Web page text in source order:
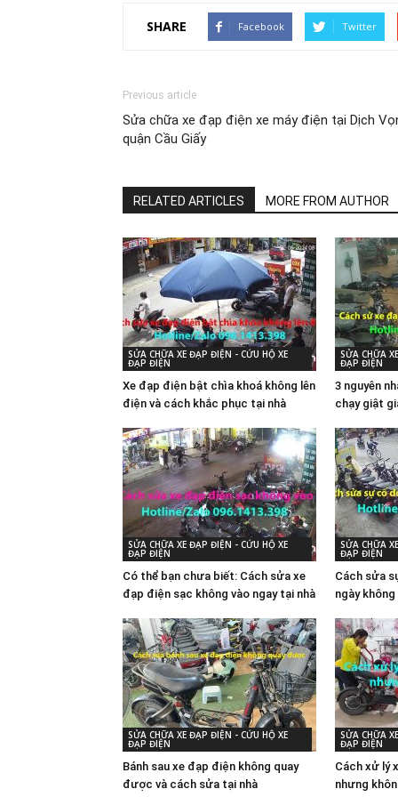
SHARE Facebook Twitter
Previous article
Sửa chữa xe đạp điện xe máy điện tại Dịch
quận Cầu Giấy
RELATED ARTICLES MORE FROM AUTHOR
SỬA CHỮA XE ĐẠP ĐIỆN - CỨU HỘ XE
ĐẠP ĐIỆN
Xe đạp điện bật chìa khoá không lên
điện và cách khắc phục tại nhà
SỬA CHỮA
ĐẠP ĐIỆN
3 nguyên
chạy giật
SỬA CHỮA XE ĐẠP ĐIỆN - CỨU HỘ XE
ĐẠP ĐIỆN
Có thể bạn chưa biết: Cách sửa xe
đạp điện sạc không vào ngay tại nhà
SỬA CHỮA
ĐẠP ĐIỆN
Cách sửa
ngày
SỬA CHỮA XE ĐẠP ĐIỆN - CỨU HỘ XE
ĐẠP ĐIỆN
Bánh sau xe đạp điện không quay
được và cách sửa tại nhà
SỬA CHỮA
ĐẠP ĐIỆN
Cách xử lý
nhưng